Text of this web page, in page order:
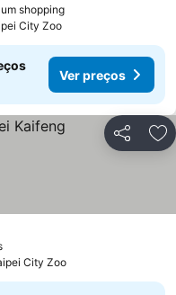
shoppingVer preços
City Zoo
Ver preços
Partilhar
Ver preços
City Zoo